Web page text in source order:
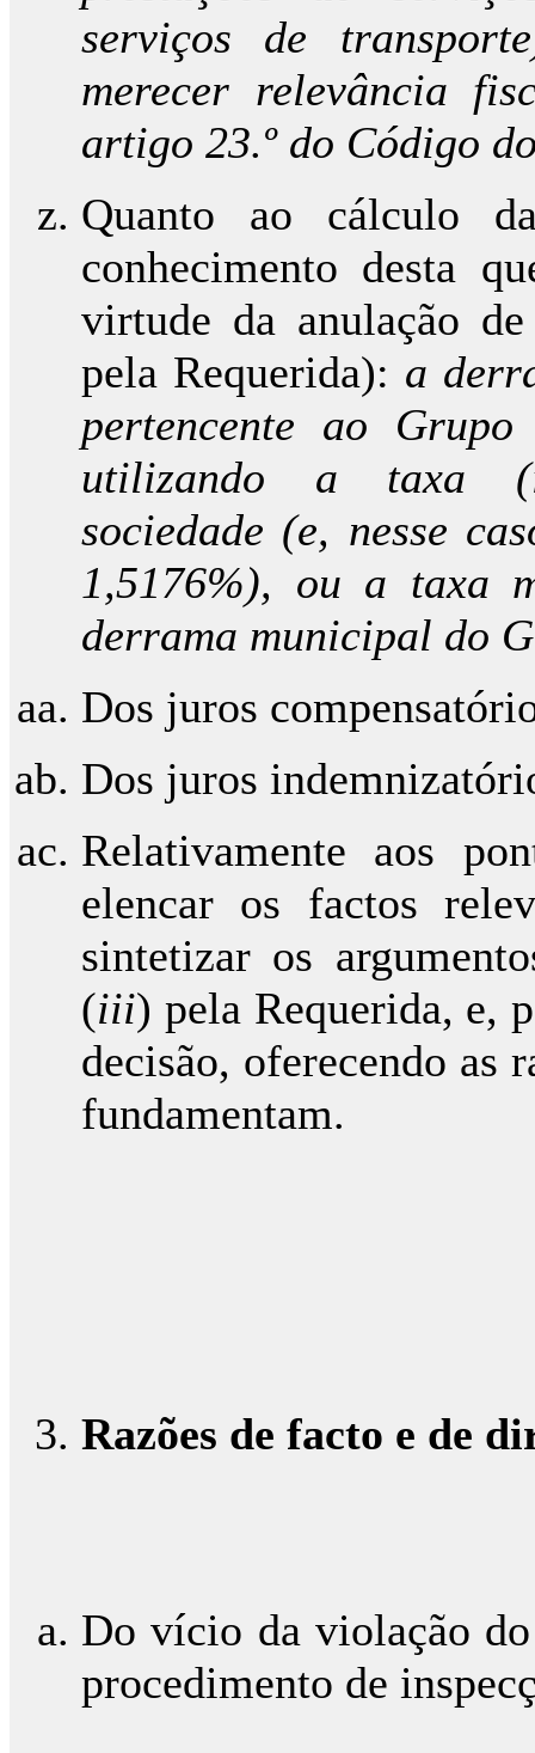
serviços de
merecer relevância
artigo 23.º do Código
Quanto ao cálculo
conhecimento desta
virtude da anulação
pela Requerida): a
pertencente ao
utilizando a taxa
sociedade (e, nesse
1,5176%), ou a taxa
derrama municipal do
Dos juros
Dos juros
Relativamente aos
elencar os factos
sintetizar os
(iii) pela Requerida, e,
decisão, oferecendo as
fundamentam.
Razões de facto e de
Do vício da violação
procedimento de